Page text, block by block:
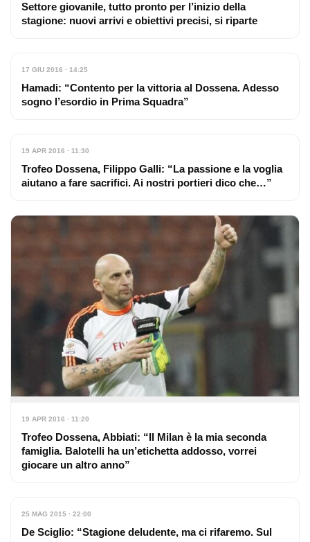
Settore giovanile, tutto pronto per l’inizio della
stagione: nuovi arrivi e obiettivi precisi, si riparte
17 GIU 2016 · 14:25
Hamadi: “Contento per la vittoria al Dossena. Adesso
sogno l’esordio in Prima Squadra”
19 APR 2016 · 11:30
Trofeo Dossena, Filippo Galli: “La passione e la voglia
aiutano a fare sacrifici. Ai nostri portieri dico che…”
19 APR 2016 · 11:20
Trofeo Dossena, Abbiati: “Il Milan è la mia seconda
famiglia. Balotelli ha un’etichetta addosso, vorrei
giocare un altro anno”
25 MAG 2015 · 22:00
De Sciglio: “Stagione deludente, ma ci rifaremo. Sul